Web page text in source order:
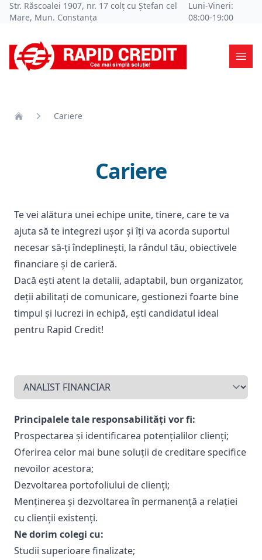
Str. Răscoalei 1907, nr. 17 colț cu Ștefan cel
Mare, Mun. Constanța
Luni-Vineri:
08:00-19:00
Cariere
Cariere
Te vei alătura unei echipe unite, tinere, care te va
ajuta să te integrezi ușor și îți va acorda suportul
necesar să-ți îndeplinești, la rândul tău, obiectivele
financiare și de carieră.
Dacă ești atent la detalii, adaptabil, bun organizator,
deții abilitați de comunicare, gestionezi foarte bine
timpul și lucrezi in echipă, ești candidatul ideal
pentru Rapid Credit!
Principalele tale responsabilități vor fi:
Prospectarea și identificarea potențialilor clienți;
Oferirea celor mai bune soluții de creditare specifice
nevoilor acestora;
Dezvoltarea portofoliului de clienți;
Menținerea și dezvoltarea în permanență a relației
cu clienții existenți.
Ne dorim colegi cu:
Studii superioare finalizate;